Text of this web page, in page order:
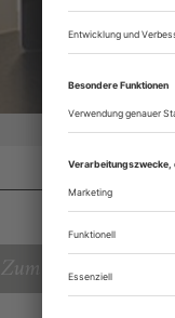
Zum Inhaltsverzeichnis